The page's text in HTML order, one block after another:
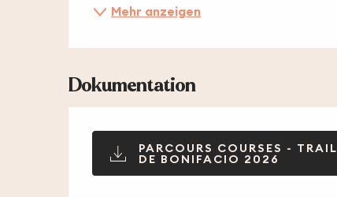
Mehr anzeigen
Dokumentation
PARCOURS COURSES - TRAIL
DE BONIFACIO 2026